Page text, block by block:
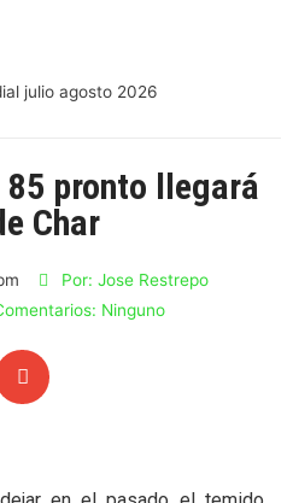
85 pronto llegará
Char
Por: Jose Restrepo
Ninguno